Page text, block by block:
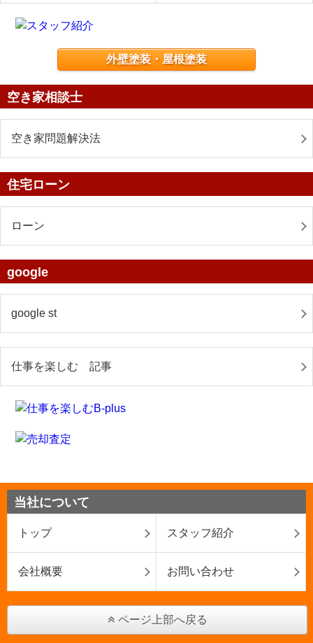
外壁塗装・屋根塗装
空き家相談士
空き家問題解決法
住宅ローン
ローン
google
google st
仕事を楽しむ 記事
当社について
トップ スタッフ紹介
会社概要 お問い合わせ
ページ上部へ戻る